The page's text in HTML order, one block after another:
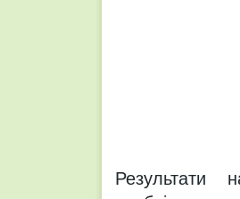
Результати